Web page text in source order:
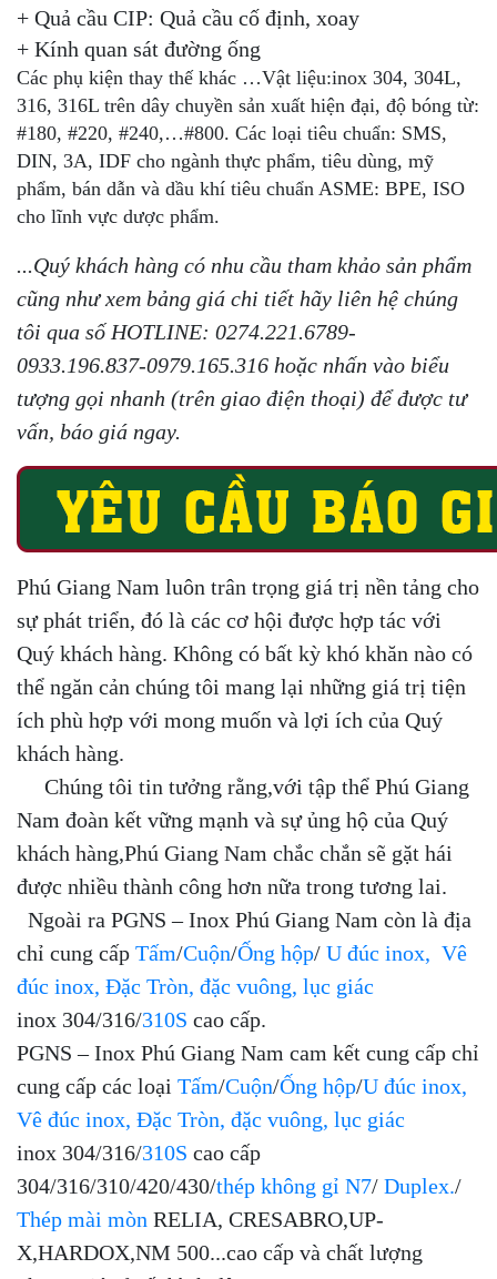
+ Quả cầu CIP: Quả cầu cố định, xoay
+ Kính quan sát đường ống
Các phụ kiện thay thế khác …Vật liệu:inox 304, 304L,
316, 316L trên dây chuyền sản xuất hiện đại, độ bóng từ:
#180, #220, #240,…#800. Các loại tiêu chuẩn: SMS,
DIN, 3A, IDF cho ngành thực phẩm, tiêu dùng, mỹ
phẩm, bán dẫn và dầu khí tiêu chuẩn ASME: BPE, ISO
cho lĩnh vực dược phẩm.
...Quý khách hàng có nhu cầu tham khảo sản phẩm
cũng như xem bảng giá chi tiết hãy liên hệ chúng
tôi qua số HOTLINE: 0274.221.6789-
0933.196.837-0979.165.316 hoặc nhấn vào biểu
tượng gọi nhanh (trên giao điện thoại) để được tư
vấn, báo giá ngay.
Phú Giang Nam luôn trân trọng giá trị nền tảng cho
sự phát triển, đó là các cơ hội được hợp tác với
Quý khách hàng. Không có bất kỳ khó khăn nào có
thể ngăn cản chúng tôi mang lại những giá trị tiện
ích phù hợp với mong muốn và lợi ích của Quý
khách hàng.
Chúng tôi tin tưởng rằng,với tập thể Phú Giang
Nam đoàn kết vững mạnh và sự ủng hộ của Quý
khách hàng,Phú Giang Nam chắc chắn sẽ gặt hái
được nhiều thành công hơn nữa trong tương lai.
Ngoài ra PGNS – Inox Phú Giang Nam còn là địa
chỉ cung cấp Tấm/Cuộn/Ống hộp/ U đúc inox, Vê
đúc inox, Đặc Tròn, đặc vuông, lục giác
inox 304/316/310S cao cấp.
PGNS – Inox Phú Giang Nam cam kết cung cấp chỉ
cung cấp các loại Tấm/Cuộn/Ống hộp/U đúc inox,
Vê đúc inox, Đặc Tròn, đặc vuông, lục giác
inox 304/316/310S cao cấp
304/316/310/420/430/thép không gỉ N7/ Duplex./
Thép mài mòn RELIA, CRESABRO,UP-
X,HARDOX,NM 500...cao cấp và chất lượng